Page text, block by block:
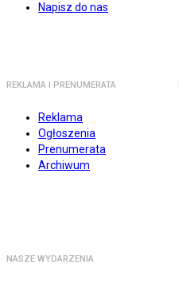
Napisz do nas
REKLAMA I PRENUMERATA
Reklama
Ogłoszenia
Prenumerata
Archiwum
NASZE WYDARZENIA